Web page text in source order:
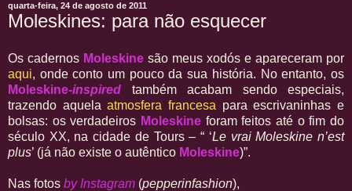
quarta-feira, 24 de agosto de 2011
Moleskines: para não esquecer
Os cadernos Moleskine são meus xodós e apareceram por
aqui, onde conto um pouco da sua história. No entanto, os
Moleskine-inspired
também acabam sendo especiais,
trazendo aquelaatmosfera francesa para escrivaninhas e
bolsas: os verdadeiros Moleskine foram feitos até o fim do
século XX, na cidade de Tours – “ ‘Le vrai Moleskine n’est
plus’ (já não existe o autêntico Moleskine)”.
Nas fotos by Instagram (pepperinfashion),